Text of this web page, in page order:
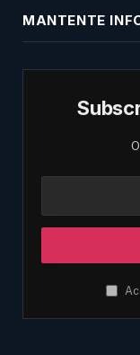
MANTENTE